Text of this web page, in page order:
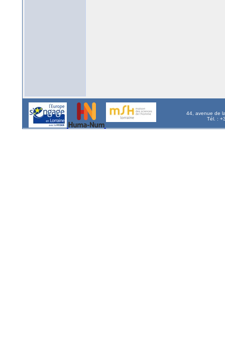
44, avenue de
Tél. :